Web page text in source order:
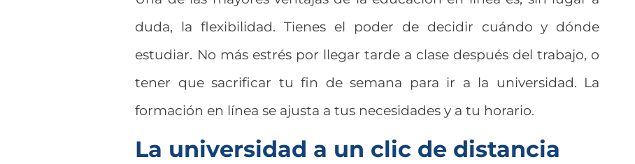
duda, la flexibilidad. Tienes el poder de decidir cuándo y dónde
estudiar. No más estrés por llegar tarde a clase después del trabajo, o
tener que sacrificar tu fin de semana para ir a la universidad. La
formación en línea se ajusta a tus necesidades y a tu horario.
La universidad a un clic de distancia